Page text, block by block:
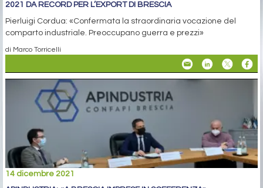
2021 DA RECORD PER L’EXPORT DI BRESCIA
Pierluigi Cordua: «Confermata la straordinaria vocazione del
comparto industriale. Preoccupano guerra e prezzi»
di Marco Torricelli
14 dicembre 2021